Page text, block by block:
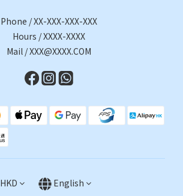
Phone / XX-XXX-XXX-XXX
Hours / XXXX-XXXX
Mail / XXX@XXXX.COM
HKD English